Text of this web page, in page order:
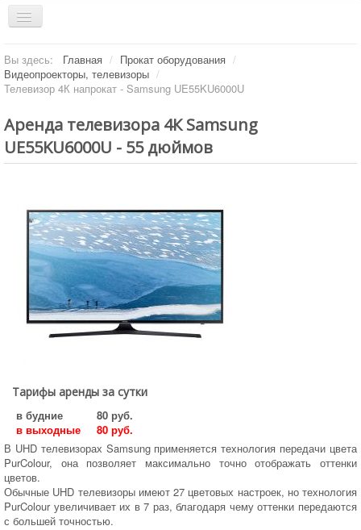
Включить/
Главная
Прокат оборудования
Услуги
Условия проката
Статьи
Обзоры
Доставка
О нас
Сделать заказ
Вы здесь: Главная / Прокат оборудования /
Видеопроекторы, телевизоры /
Телевизор 4К напрокат - Samsung UE55KU6000U
Аренда телевизора 4К Samsung
UE55KU6000U - 55 дюймов
Тарифы аренды за сутки
в будние
80 руб.
в выходные
80 руб.
В UHD телевизорах Samsung применяется технология передачи цвета
PurColour, она позволяет максимально точно отображать оттенки
цветов.
Обычные UHD телевизоры имеют 27 цветовых настроек, но технология
PurColour увеличивает их в 7 раз, благодаря чему оттенки передаются
с большей точностью.